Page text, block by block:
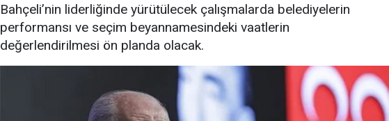
Bahçeli’nin liderliğinde yürütülecek çalışmalarda belediyelerin
performansı ve seçim beyannamesindeki vaatlerin
değerlendirilmesi ön planda olacak.